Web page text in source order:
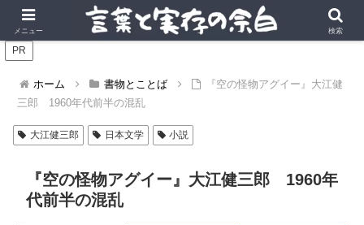
言葉の風景に、実存の深みを。
PR
ホーム 書物とことば
『空の怪物アグイー』大江健
三郎 1960年代前半の混乱
大江健三郎 日本文学 小説
『空の怪物アグイー』大江健三郎 1960年
代前半の混乱
メニュー 検索